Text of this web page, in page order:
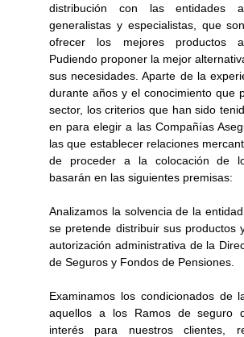
distribución con las entidades
generalistas y especialistas, que
ofrecer los mejores productos
Pudiendo proponer la mejor
sus necesidades. Aparte de la
durante años y el conocimiento que
sector, los criterios que han sido
en para elegir a las Compañías
las que establecer relaciones
de proceder a la colocación de
basarán en las siguientes premisas:
Analizamos la solvencia de la
se pretende distribuir sus productos
autorización administrativa de la
de Seguros y Fondos de Pensiones.
Examinamos los condicionados de
aquellos a los Ramos de seguro
interés para nuestros clientes,